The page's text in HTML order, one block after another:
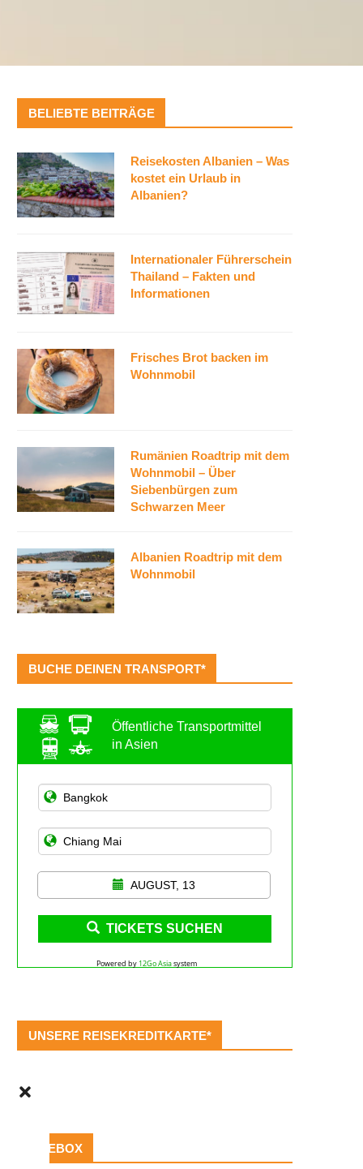
BELIEBTE BEITRÄGE
Reisekosten Albanien – Was
kostet ein Urlaub in
Albanien?
Internationaler Führerschein
Thailand – Fakten und
Informationen
Frisches Brot backen im
Wohnmobil
Rumänien Roadtrip mit dem
Wohnmobil – Über
Siebenbürgen zum
Schwarzen Meer
Albanien Roadtrip mit dem
Wohnmobil
BUCHE DEINEN TRANSPORT*
Öffentliche Transportmittel
in Asien
AUGUST, 13
TICKETS SUCHEN
Powered by 12Go Asiasystem
UNSERE REISEKREDITKARTE*
LIKEBOX